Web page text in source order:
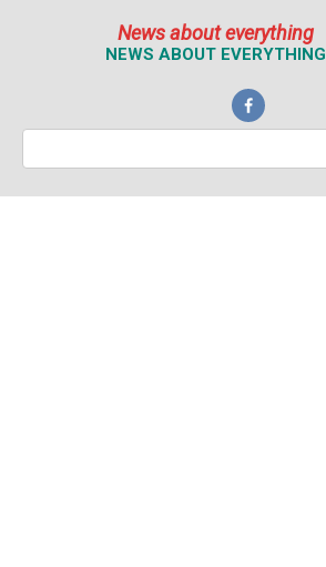
News about everything
NEWS ABOUT EVERYTHING
Поиск: